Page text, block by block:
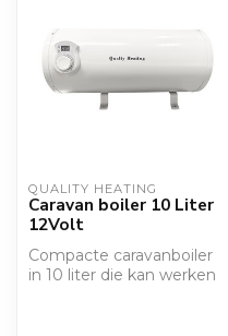
QUALITY HEATING
Caravan boiler 10 Liter
12Volt
Compacte caravanboiler
in 10 liter die kan werken